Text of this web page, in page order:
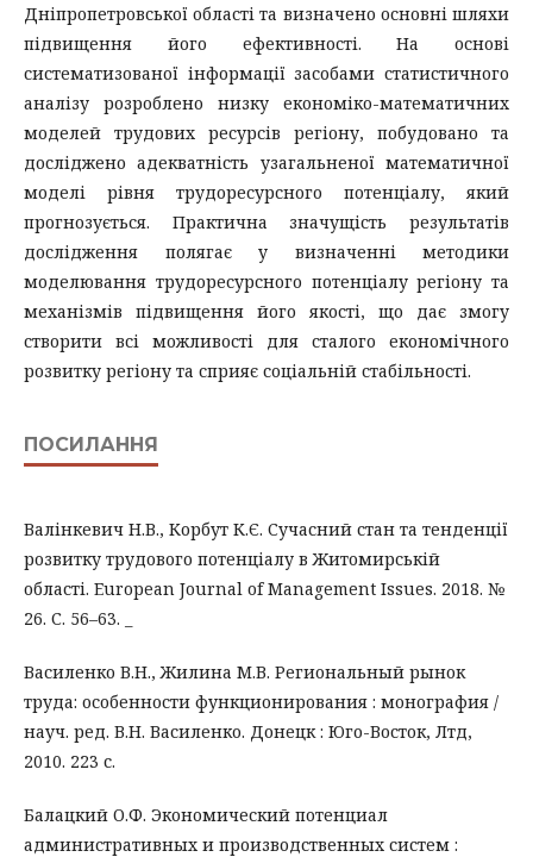
Дніпропетровської області та визначено основні шляхи
підвищення його ефективності. На основі
систематизованої інформації засобами статистичного
аналізу розроблено низку економіко-математичних
моделей трудових ресурсів регіону, побудовано та
досліджено адекватність узагальненої математичної
моделі рівня трудоресурсного потенціалу, який
прогнозується. Практична значущість результатів
дослідження полягає у визначенні методики
моделювання трудоресурсного потенціалу регіону та
механізмів підвищення його якості, що дає змогу
створити всі можливості для сталого економічного
розвитку регіону та сприяє соціальній стабільності.
ПОСИЛАННЯ
Валінкевич Н.В., Корбут К.Є. Сучасний стан та тенденції
розвитку трудового потенціалу в Житомирській
області. European Journal of Management Issues. 2018. №
26. С. 56–63. _
Василенко В.Н., Жилина М.В. Региональный рынок
труда: особенности функционирования : монография /
науч. ред. В.Н. Василенко. Донецк : Юго-Восток, Лтд,
2010. 223 с.
Балацкий О.Ф. Экономический потенциал
административных и производственных систем :